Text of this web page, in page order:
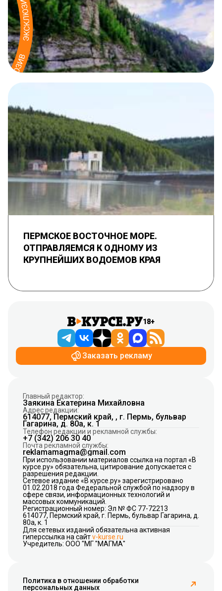
ПЕРМСКОЕ ВОСТОЧНОЕ МОРЕ.
ОТПРАВЛЯЕМСЯ К ОДНОМУ ИЗ
КРУПНЕЙШИХ ВОДОЕМОВ КРАЯ
18+
Заказать рекламу
Главный редактор:
Заякина Екатерина Михайловна
Адрес редакции:
614077, Пермский край, , г. Пермь, бульвар
Гагарина, д. 80а, к. 1
Телефон редакции и рекламной службы:
+7 (342) 206 30 40
Почта рекламной службы:
reklamamagma@gmail.com
При использовании материалов ссылка на портал «В
курсе.ру» обязательна, цитирование допускается с
разрешения редакции.
Сетевое издание «В курсе.ру» зарегистрировано
01.02.2018 года Федеральной службой по надзору в
сфере связи, информационных технологий и
массовых коммуникаций.
Регистрационный номер: Эл № ФС 77-72213
614077, Пермский край, г. Пермь, бульвар Гагарина, д.
80а, к. 1
Для сетевых изданий обязательна активная
гиперссылка на сайтv-kurse.ru
Учредитель: ООО "МГ "МАГМА"
Политика в отношении обработки
персональных данных